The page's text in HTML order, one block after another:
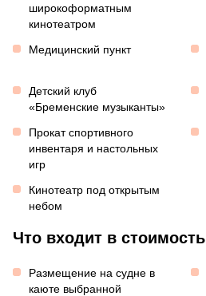
широкоформатным
кинотеатром
Медицинский пункт
Детский клуб
«Бременские музыканты»
Прокат спортивного
инвентаря и настольных
игр
Кинотеатр под открытым
небом
Что входит в стоимость
Размещение на судне в
каюте выбранной